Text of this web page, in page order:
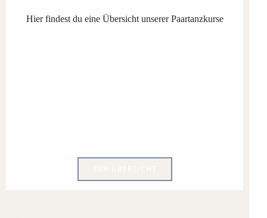
Hier findest du eine Übersicht unserer Paartanzkurse